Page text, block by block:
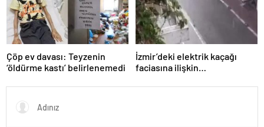
Çöp ev davası: Teyzenin
‘öldürme kastı’ belirlenemedi
İzmir’deki elektrik kaçağı
faciasına ilişkin
gözaltına alındı